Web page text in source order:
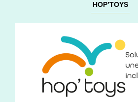
HOP’TOYS